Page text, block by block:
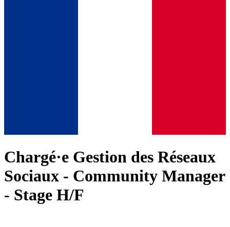
Chargé·e Gestion des Réseaux
Sociaux - Community Manager
- Stage H/F